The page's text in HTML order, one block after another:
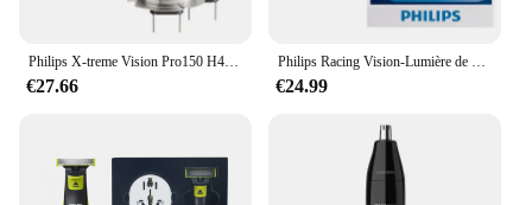
€27.66 €24.99